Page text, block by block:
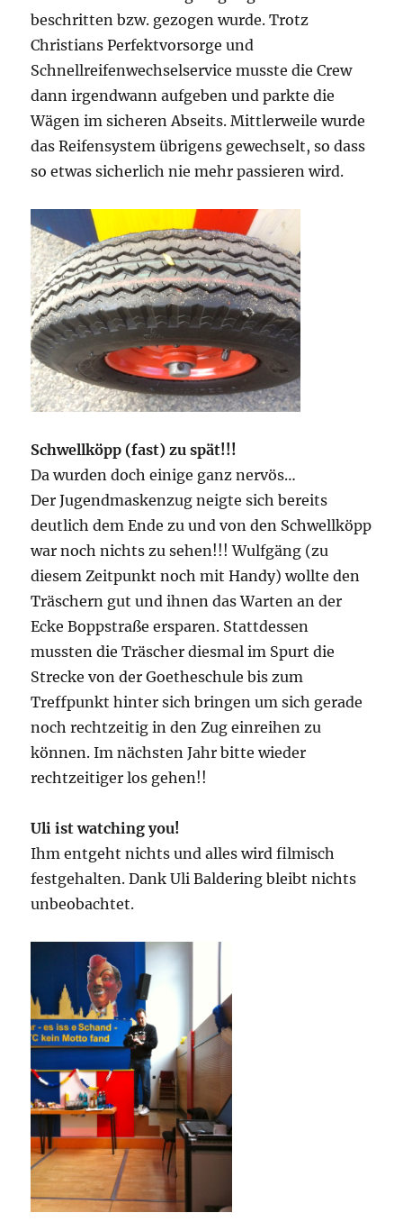
beschritten bzw. gezogen wurde. Trotz
Christians Perfektvorsorge und
Schnellreifenwechselservice musste die Crew
dann irgendwann aufgeben und parkte die
Wägen im sicheren Abseits. Mittlerweile wurde
das Reifensystem übrigens gewechselt, so dass
so etwas sicherlich nie mehr passieren wird.
Schwellköpp (fast) zu spät!!!
Da wurden doch einige ganz nervös…
Der Jugendmaskenzug neigte sich bereits
deutlich dem Ende zu und von den Schwellköpp
war noch nichts zu sehen!!! Wulfgäng (zu
diesem Zeitpunkt noch mit Handy) wollte den
Träschern gut und ihnen das Warten an der
Ecke Boppstraße ersparen. Stattdessen
mussten die Träscher diesmal im Spurt die
Strecke von der Goetheschule bis zum
Treffpunkt hinter sich bringen um sich gerade
noch rechtzeitig in den Zug einreihen zu
können. Im nächsten Jahr bitte wieder
rechtzeitiger los gehen!!
Uli ist watching you!
Ihm entgeht nichts und alles wird filmisch
festgehalten. Dank Uli Baldering bleibt nichts
unbeobachtet.